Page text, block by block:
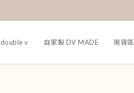
double v 自家製 DV MADE 現貨區